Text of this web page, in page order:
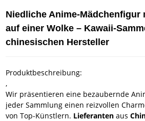
Niedliche Anime-Mädchenfigur
auf einer Wolke – Kawaii-
chinesischen Hersteller
Produktbeschreibung:
,
Wir präsentieren eine bezaubernde
jeder Sammlung einen reizvollen
von Top-Künstlern. Lieferanten aus